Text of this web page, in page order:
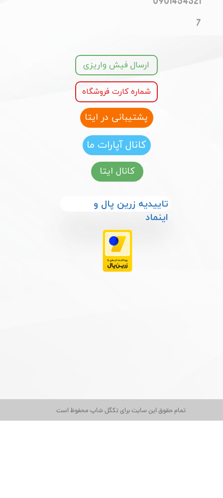
تمام حقوق این سایت برای تکگل شاپ محفوظ است
7
کانال آپارات ما
​​تاییدیه زرین پال و
اینماد
ارسال فیش واریزی
کانال ایتا
شماره کارت فروشگاه
پشتیبانی در ایتا